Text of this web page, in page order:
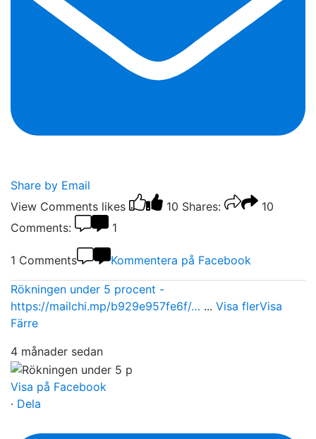
Share by Email
View Comments likes 10 Shares:
10
Comments:
1
1 Comments Kommentera på Facebook
Rökningen under 5 procent -
https://mailchi.mp/b929e957fe6f/… ... Visa flerVisa
Färre
4 månader sedan
Visa på Facebook
· Dela